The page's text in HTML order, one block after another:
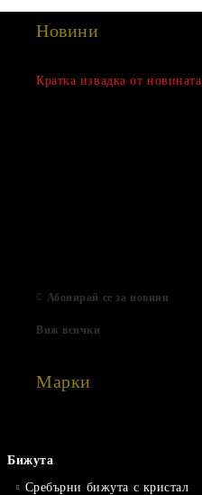
Новини
Кратка извадка от новината
Абонирай се за новини
Виж всички
Марки
Бижута
Сребърни бижута с кристал